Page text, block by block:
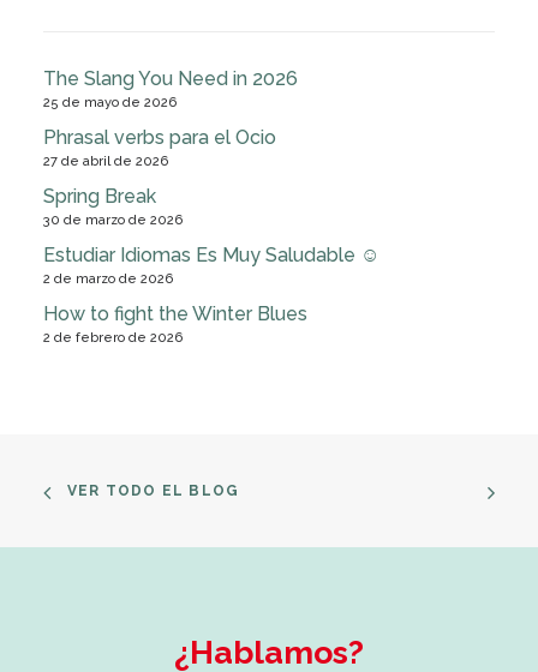
The Slang You Need in 2026
25 de mayo de 2026
Phrasal verbs para el Ocio
27 de abril de 2026
Spring Break
30 de marzo de 2026
Estudiar Idiomas Es Muy Saludable ☺
2 de marzo de 2026
How to fight the Winter Blues
2 de febrero de 2026
VER TODO EL BLOG
¿Hablamos?